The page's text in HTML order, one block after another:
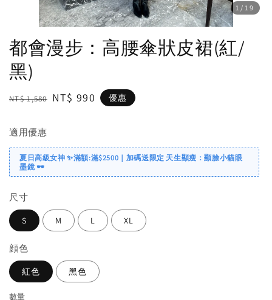
1 /19
都會漫步：高腰傘狀皮裙(紅/
黑)
Regular
NT$ 1,580 Sale
NT$ 990 優惠
適用優惠
夏日高級女神 ✨滿額:滿$2500｜加碼送限定 天生顯瘦：顯臉小貓眼
墨鏡 🕶️
尺寸
S M L XL
顔色
紅色 黑色
數量